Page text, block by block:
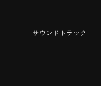
サウンドトラック